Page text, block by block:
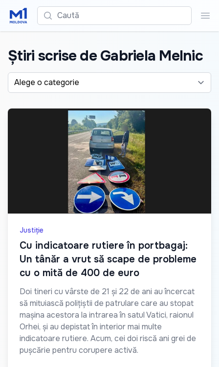
Caută
Știri scrise de Gabriela Melnic
Alege o categorie
Justiție
Cu indicatoare rutiere în portbagaj:
Un tânăr a vrut să scape de probleme
cu o mită de 400 de euro
Doi tineri cu vârste de 21 și 22 de ani au încercat
să mituiască polițiștii de patrulare care au stopat
mașina acestora la intrarea în satul Vatici, raionul
Orhei, și au depistat în interior mai multe
indicatoare rutiere. Acum, cei doi riscă ani grei de
pușcărie pentru corupere activă.